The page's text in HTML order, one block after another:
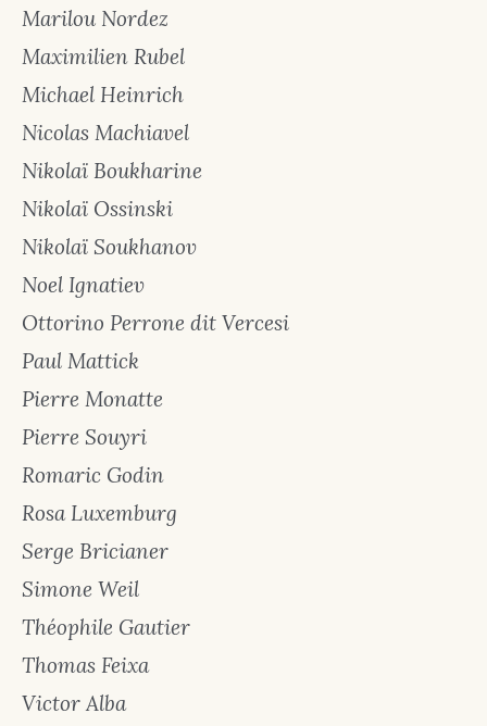
Marilou Nordez
Maximilien Rubel
Michael Heinrich
Nicolas Machiavel
Nikolaï Boukharine
Nikolaï Ossinski
Nikolaï Soukhanov
Noel Ignatiev
Ottorino Perrone dit Vercesi
Paul Mattick
Pierre Monatte
Pierre Souyri
Romaric Godin
Rosa Luxemburg
Serge Bricianer
Simone Weil
Théophile Gautier
Thomas Feixa
Victor Alba